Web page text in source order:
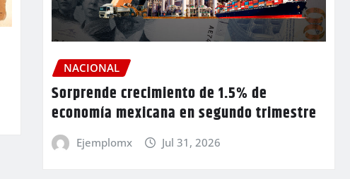
NACIONAL
Sorprende crecimiento de 1.5% de
economía mexicana en segundo trimestre
Ejemplomx Jul 31, 2026